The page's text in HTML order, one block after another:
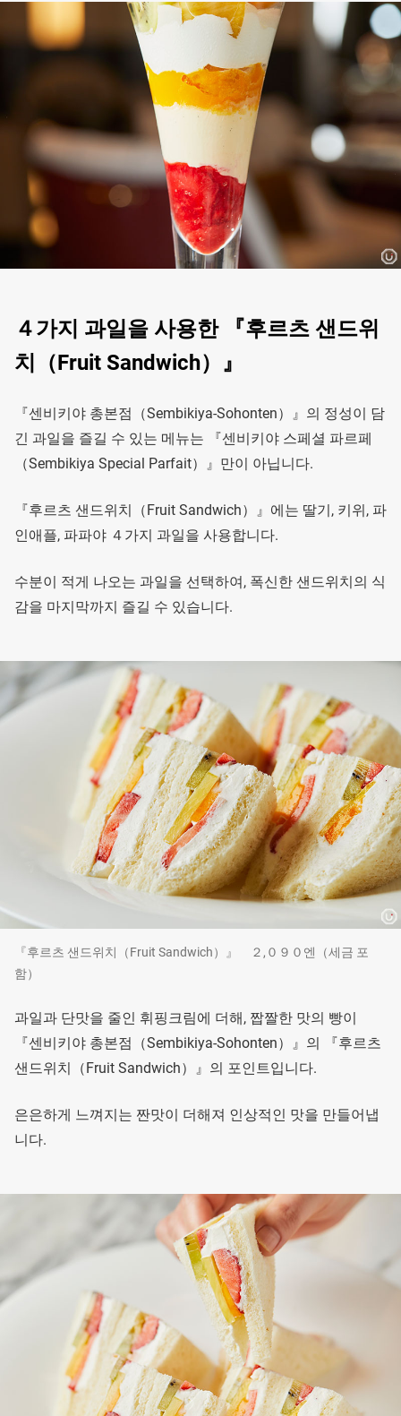
４가지 과일을 사용한 『후르츠 샌드위
치（Fruit Sandwich）』
『센비키야 총본점（Sembikiya-Sohonten）』의 정성이 담
긴 과일을 즐길 수 있는 메뉴는 『센비키야 스페셜 파르페
（Sembikiya Special Parfait）』만이 아닙니다.
『후르츠 샌드위치（Fruit Sandwich）』에는 딸기, 키위, 파
인애플, 파파야 ４가지 과일을 사용합니다.
수분이 적게 나오는 과일을 선택하여, 폭신한 샌드위치의 식
감을 마지막까지 즐길 수 있습니다.
『후르츠 샌드위치（Fruit Sandwich）』 ２,０９０엔（세금 포
함）
과일과 단맛을 줄인 휘핑크림에 더해, 짭짤한 맛의 빵이
『센비키야 총본점（Sembikiya-Sohonten）』의 『후르츠
샌드위치（Fruit Sandwich）』의 포인트입니다.
은은하게 느껴지는 짠맛이 더해져 인상적인 맛을 만들어냅
니다.